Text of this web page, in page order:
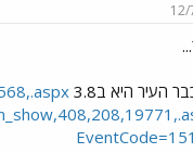
העיר היא ב3.8